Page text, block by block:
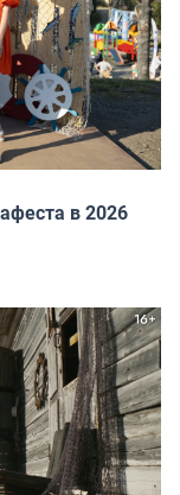
в 2026